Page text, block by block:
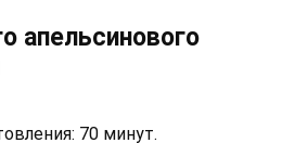
апельсинового
70 минут.